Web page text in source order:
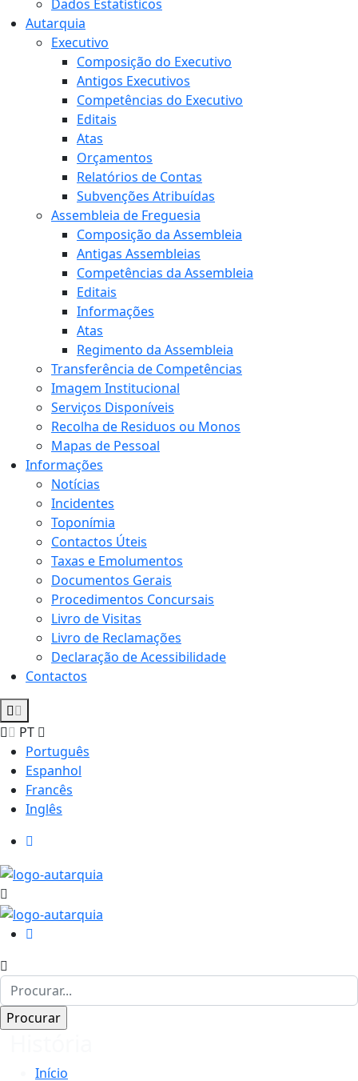
Dados Estatísticos
Autarquia
Executivo
Composição do Executivo
Antigos Executivos
Competências do Executivo
Editais
Atas
Orçamentos
Relatórios de Contas
Subvenções Atribuídas
Assembleia de Freguesia
Composição da Assembleia
Antigas Assembleias
Competências da Assembleia
Editais
Informações
Atas
Regimento da Assembleia
Transferência de Competências
Imagem Institucional
Serviços Disponíveis
Recolha de Residuos ou Monos
Mapas de Pessoal
Informações
Notícias
Incidentes
Toponímia
Contactos Úteis
Taxas e Emolumentos
Documentos Gerais
Procedimentos Concursais
Livro de Visitas
Livro de Reclamações
Declaração de Acessibilidade
Contactos
PT
Português
Espanhol
Francês
Inglês
Início